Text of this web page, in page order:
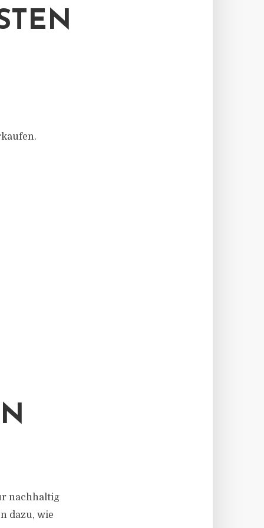
nachhaltig
dazu, wie